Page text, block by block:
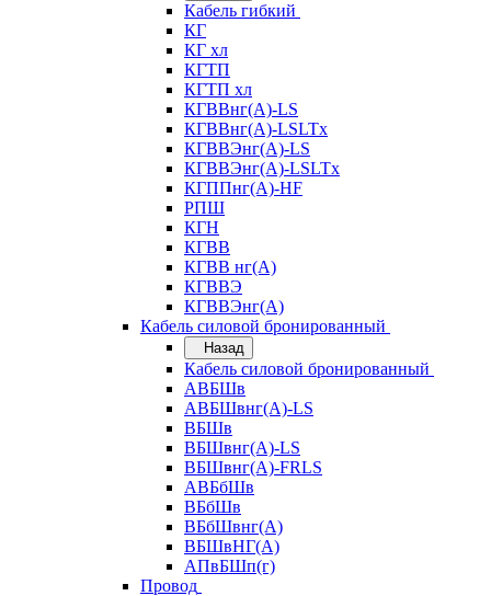
Кабель гибкий
КГ
КГ хл
КГТП
КГТП хл
КГВВнг(А)-LS
КГВВнг(А)-LSLTx
КГВВЭнг(А)-LS
КГВВЭнг(А)-LSLTx
КГППнг(А)-HF
РПШ
КГН
КГВВ
КГВВ нг(А)
КГВВЭ
КГВВЭнг(А)
Кабель силовой бронированный
Назад
Кабель силовой бронированный
АВБШв
АВБШвнг(А)-LS
ВБШв
ВБШвнг(А)-LS
ВБШвнг(А)-FRLS
АВБбШв
ВБбШв
ВБбШвнг(А)
ВБШвНГ(А)
АПвБШп(г)
Провод